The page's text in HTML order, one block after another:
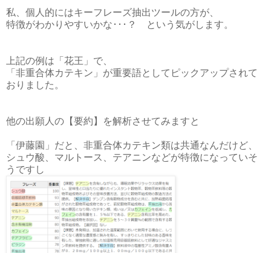
私、個人的にはキーフレーズ抽出ツールの方が、
特徴がわかりやすいかな･･･？ という気がします。
上記の例は「花王」で、
「非重合体カテキン」が重要語としてピックアップされて
おりました。
他の出願人の【要約】を解析させてみますと
「伊藤園」だと、非重合体カテキン類は共通なんだけど、
シュウ酸、マルトース、テアニンなどが特徴になっていそ
うですし